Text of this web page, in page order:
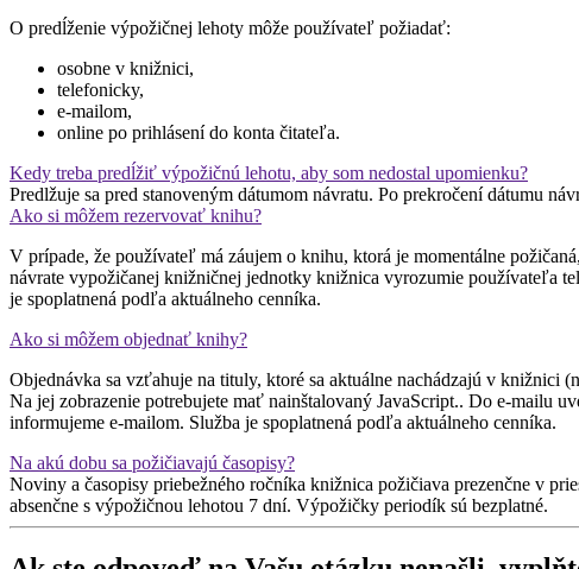
O predĺženie výpožičnej lehoty môže používateľ požiadať:
osobne v knižnici,
telefonicky,
e-mailom,
online po prihlásení do konta čitateľa.
Kedy treba predĺžiť výpožičnú lehotu, aby som nedostal upomienku?
Predlžuje sa pred stanoveným dátumom návratu. Po prekročení dátumu
Ako si môžem rezervovať knihu?
V prípade, že používateľ má záujem o knihu, ktorá je momentálne
návrate vypožičanej knižničnej jednotky knižnica vyrozumie používateľa
je spoplatnená podľa aktuálneho cenníka.
Ako si môžem objednať knihy?
Objednávka sa vzťahuje na tituly, ktoré sa aktuálne nachádzajú v knižnici
Na jej zobrazenie potrebujete mať nainštalovaný JavaScript.. Do e-mailu
informujeme e-mailom. Služba je spoplatnená podľa aktuálneho cenníka.
Na akú dobu sa požičiavajú časopisy?
Noviny a časopisy priebežného ročníka knižnica požičiava prezenčne v
absenčne s výpožičnou lehotou 7 dní. Výpožičky periodík sú bezplatné.